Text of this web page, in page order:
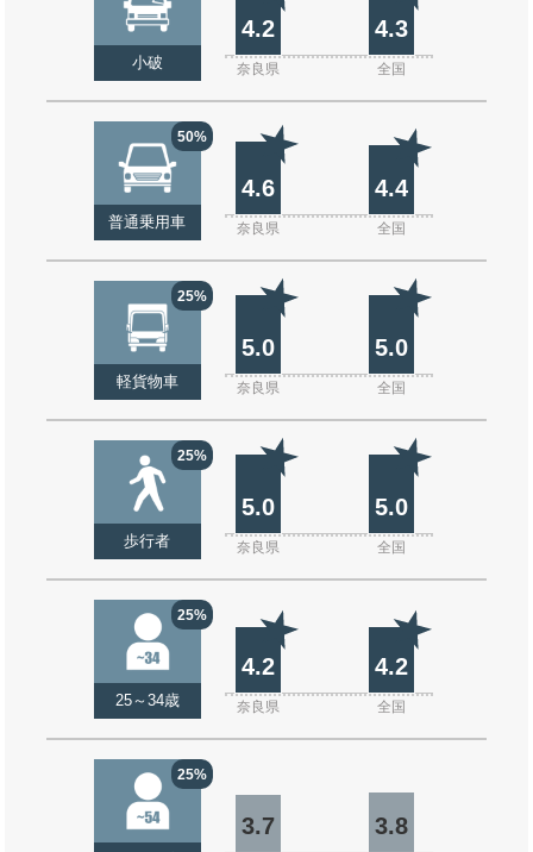
小破
4.2 4.3
奈良県 全国
50%
普通乗用車
4.6 4.4
奈良県 全国
25%
軽貨物車
5.0 5.0
奈良県 全国
25%
歩行者
5.0 5.0
奈良県 全国
25%
25～34歳
4.2 4.2
奈良県 全国
25%
3.7 3.8